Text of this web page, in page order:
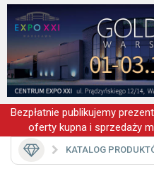
Bezpłatnie publikujemy
oferty kupna i sprzedaży
KATALOG